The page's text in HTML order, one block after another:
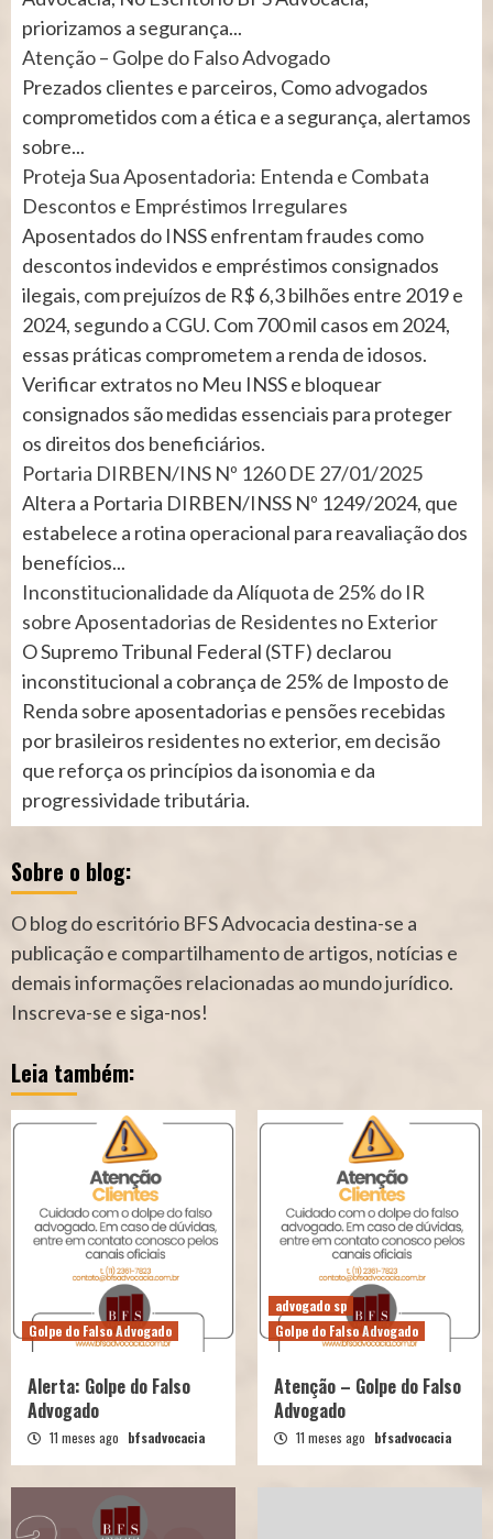
priorizamos a segurança...
Atenção – Golpe do Falso Advogado
Prezados clientes e parceiros, Como advogados
comprometidos com a ética e a segurança, alertamos
sobre...
Proteja Sua Aposentadoria: Entenda e Combata
Descontos e Empréstimos Irregulares
Aposentados do INSS enfrentam fraudes como
descontos indevidos e empréstimos consignados
ilegais, com prejuízos de R$ 6,3 bilhões entre 2019 e
2024, segundo a CGU. Com 700 mil casos em 2024,
essas práticas comprometem a renda de idosos.
Verificar extratos no Meu INSS e bloquear
consignados são medidas essenciais para proteger
os direitos dos beneficiários.
Portaria DIRBEN/INS Nº 1260 DE 27/01/2025
Altera a Portaria DIRBEN/INSS Nº 1249/2024, que
estabelece a rotina operacional para reavaliação dos
benefícios...
Inconstitucionalidade da Alíquota de 25% do IR
sobre Aposentadorias de Residentes no Exterior
O Supremo Tribunal Federal (STF) declarou
inconstitucional a cobrança de 25% de Imposto de
Renda sobre aposentadorias e pensões recebidas
por brasileiros residentes no exterior, em decisão
que reforça os princípios da isonomia e da
progressividade tributária.
Sobre o blog:
O blog do escritório BFS Advocacia destina-se a
publicação e compartilhamento de artigos, notícias e
demais informações relacionadas ao mundo jurídico.
Inscreva-se e siga-nos!
Leia também:
Golpe do Falso Advogado
Alerta: Golpe do Falso
Advogado
11 meses ago bfsadvocacia
advogado sp
Golpe do Falso Advogado
Atenção – Golpe do Falso
Advogado
11 meses ago bfsadvocacia